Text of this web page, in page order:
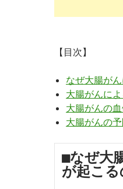
【目次】
なぜ大腸が
大腸がんに
大腸がんの
大腸がんの
■なぜ大
が起こる